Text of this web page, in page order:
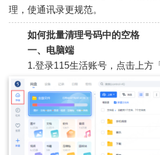
理，使通讯录更规范。
如何批量清理号码中的空格
一、电脑端
1.登录115生活账号，点击上方「